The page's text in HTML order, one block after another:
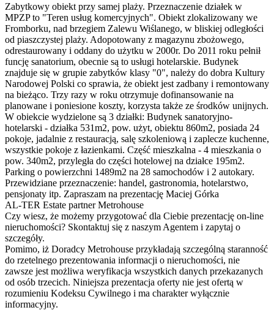
Zabytkowy obiekt przy samej plaży. Przeznaczenie działek w
MPZP to "Teren usług komercyjnych". Obiekt zlokalizowany we
Fromborku, nad brzegiem Zalewu Wiślanego, w bliskiej odległości
od piaszczystej plaży. Adopotowany z magazynu zbożowego,
odrestaurowany i oddany do użytku w 2000r. Do 2011 roku pełnił
funcję sanatorium, obecnie są to usługi hotelarskie. Budynek
znajduje się w grupie zabytków klasy "0", należy do dobra Kultury
Narodowej Polski co sprawia, że obiekt jest zadbany i remontowany
na bieżąco. Trzy razy w roku otrzymuje dofinansowanie na
planowane i poniesione koszty, korzysta także ze środków unijnych.
W obiekcie wydzielone są 3 działki: Budynek sanatoryjno-
hotelarski - działka 531m2, pow. użyt, obiektu 860m2, posiada 24
pokoje, jadalnie z restauracją, salę szkoleniową i zaplecze kuchenne,
wszystkie pokoje z łazienkami. Część mieszkalna - 4 mieszkania o
pow. 340m2, przyległa do części hotelowej na działce 195m2.
Parking o powierzchni 1489m2 na 28 samochodów i 2 autokary.
Przewidziane przeznaczenie: handel, gastronomia, hotelarstwo,
pensjonaty itp. Zapraszam na prezentację Maciej Górka
AL-TER Estate partner Metrohouse
Czy wiesz, że możemy przygotować dla Ciebie prezentację on-line
nieruchomości? Skontaktuj się z naszym Agentem i zapytaj o
szczegóły.
Pomimo, iż Doradcy Metrohouse przykładają szczególną staranność
do rzetelnego prezentowania informacji o nieruchomości, nie
zawsze jest możliwa weryfikacja wszystkich danych przekazanych
od osób trzecich. Niniejsza prezentacja oferty nie jest ofertą w
rozumieniu Kodeksu Cywilnego i ma charakter wyłącznie
informacyjny.